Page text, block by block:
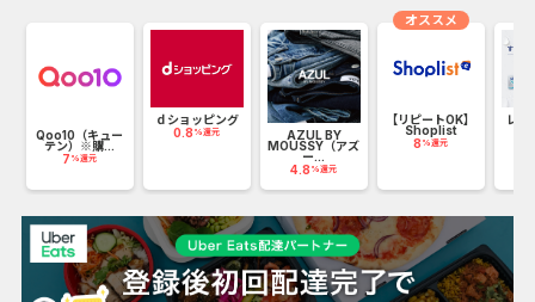
大切な方へのプレゼントにギフトラッピングサービスも行っ
ております。
Qoo10（キュー
テン）※購...
7 %還元
ｄショッピング
0.8 %還元 AZUL BY
MOUSSY（アズ
ー...
4.8 %還元
【リピートOK】
Shoplist
8 %還元
オススメ
レン